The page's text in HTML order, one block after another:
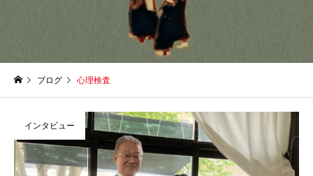
ブログ 心理検査
インタビュー